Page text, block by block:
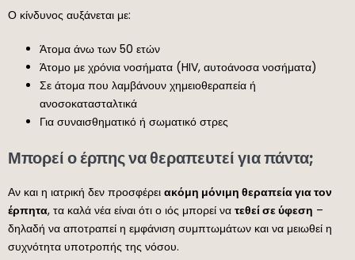
Ο κίνδυνος αυξάνεται με:
Άτομα άνω των 50 ετών
Άτομο με χρόνια νοσήματα (HIV, αυτοάνοσα νοσήματα)
Σε άτομα που λαμβάνουν χημειοθεραπεία ή
ανοσοκατασταλτικά
Για συναισθηματικό ή σωματικό στρες
Μπορεί ο έρπης να θεραπευτεί για πάντα;
Αν και η ιατρική δεν προσφέρει ακόμη μόνιμη θεραπεία για τον
έρπητα, τα καλά νέα είναι ότι ο ιός μπορεί να τεθεί σε ύφεση –
δηλαδή να αποτραπεί η εμφάνιση συμπτωμάτων και να μειωθεί η
συχνότητα υποτροπής της νόσου.